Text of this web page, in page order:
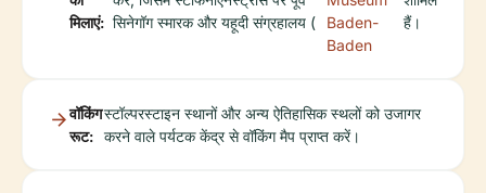
मिलाएं: सिनेगॉग स्मारक और यहूदी संग्रहालय (
Baden-
Baden
हैं।
वॉकिंग
रूट:
स्टॉल्परस्टाइन स्थानों और अन्य ऐतिहासिक स्थलों को उजागर
करने वाले पर्यटक केंद्र से वॉकिंग मैप प्राप्त करें।